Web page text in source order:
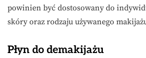
powinien być dostosowany do
skóry oraz rodzaju używanego
Płyn do demakijażu